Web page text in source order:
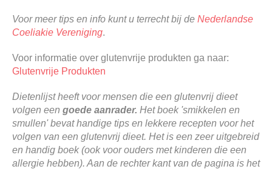
Voor meer tips en info kunt u terrecht bij de Nederlandse
Coeliakie Vereniging.
Voor informatie over glutenvrije produkten ga naar:
Glutenvrije Produkten
Dietenlijst heeft voor mensen die een glutenvrij dieet
volgen een goede aanrader. Het boek 'smikkelen en
smullen' bevat handige tips en lekkere recepten voor het
volgen van een glutenvrij dieet. Het is een zeer uitgebreid
en handig boek (ook voor ouders met kinderen die een
allergie hebben). Aan de rechter kant van de pagina is het